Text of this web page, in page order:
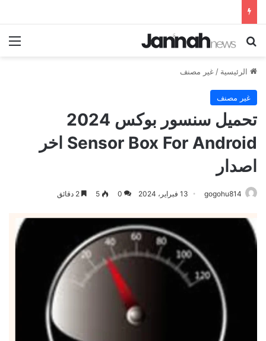
بحث عن
الرئيسية / غير مصنف
غير مصنف
تحميل سنسور بوكس 2024
Sensor Box For Android اخر
اصدار
gogohu814 13 فبراير، 2024 0
5